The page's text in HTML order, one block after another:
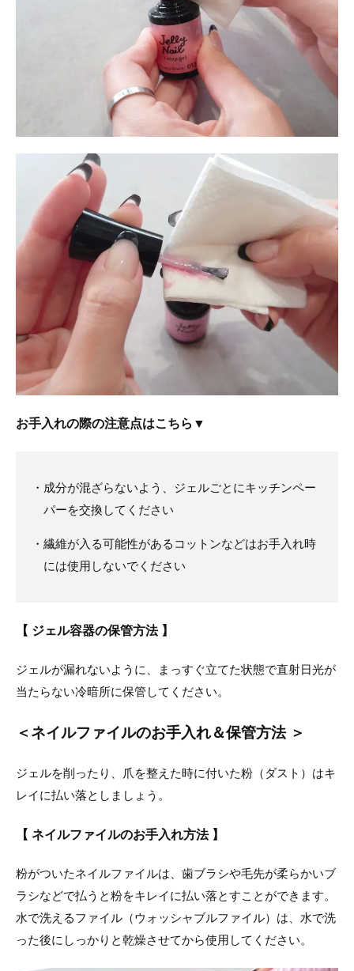
お手入れの際の注意点はこちら▼
成分が混ざらないよう、ジェルごとにキッチンペー
パーを交換してください
繊維が入る可能性があるコットンなどはお手入れ時
には使用しないでください
【 ジェル容器の保管方法 】
ジェルが漏れないように、まっすぐ立てた状態で直射日光が
当たらない冷暗所に保管してください。
＜ネイルファイルのお手入れ＆保管方法 ＞
ジェルを削ったり、爪を整えた時に付いた粉（ダスト）はキ
レイに払い落としましょう。
【 ネイルファイルのお手入れ方法 】
粉がついたネイルファイルは、歯ブラシや毛先が柔らかいブ
ラシなどで払うと粉をキレイに払い落とすことができます。
水で洗えるファイル（ウォッシャブルファイル）は、水で洗
った後にしっかりと乾燥させてから使用してください。